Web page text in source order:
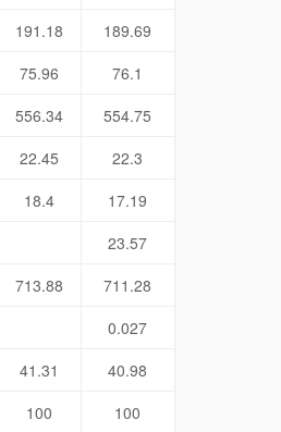
191.18
189.69
75.96
76.1
556.34
554.75
22.45
22.3
18.4
17.19
23.57
713.88
711.28
0.027
41.31
40.98
100 100